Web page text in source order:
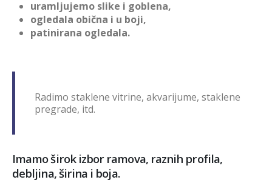
uramljujemo slike i goblena,
ogledala obična i u boji,
patinirana ogledala.
Radimo staklene vitrine, akvarijume, staklene
pregrade, itd.
Imamo širok izbor ramova, raznih profila,
debljina, širina i boja.